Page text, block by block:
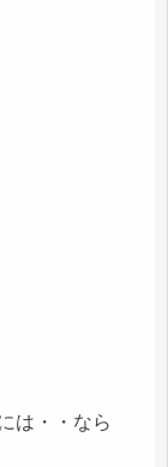
は・・なら